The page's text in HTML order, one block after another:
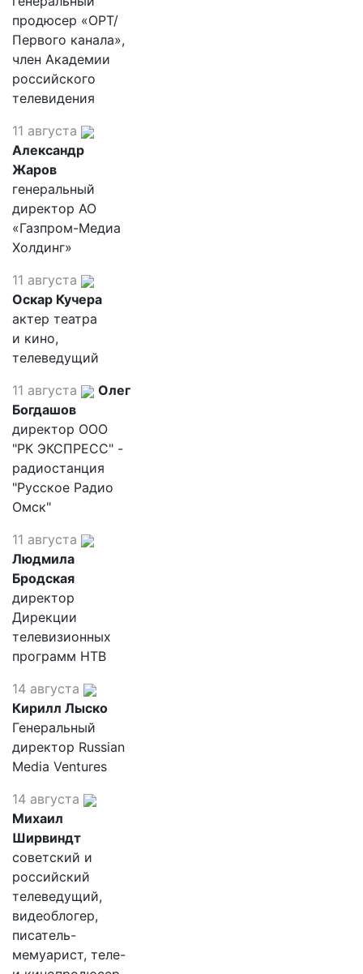
продюсер «ОРТ/
Первого канала»,
член Академии
российского
телевидения
11 августа
Александр
Жаров
генеральный
директор АО
«Газпром-Медиа
Холдинг»
11 августа
Оскар Кучера
актер театра
и кино,
телеведущий
11 августа
Олег
Богдашов
директор ООО
"РК ЭКСПРЕСС" -
радиостанция
"Русское Радио
Омск"
11 августа
Людмила
Бродская
директор
Дирекции
телевизионных
программ НТВ
14 августа
Кирилл Лыско
Генеральный
директор Russian
Media Ventures
14 августа
Михаил
Ширвиндт
советский и
российский
телеведущий,
видеоблогер,
писатель-
мемуарист, теле-